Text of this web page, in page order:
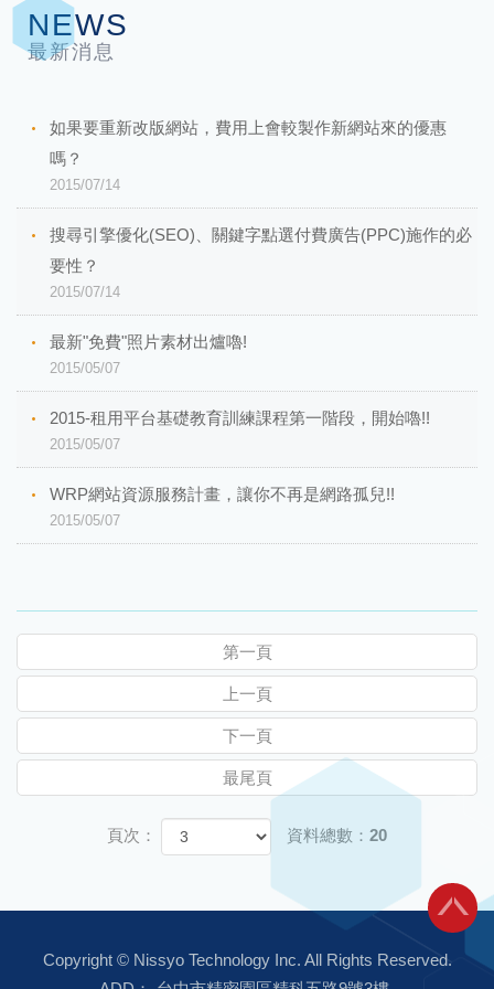
NEWS
最新消息
如果要重新改版網站，費用上會較製作新網站來的優惠
嗎？
2015/07/14
搜尋引擎優化(SEO)、關鍵字點選付費廣告(PPC)施作的必
要性？
2015/07/14
最新"免費"照片素材出爐嚕!
2015/05/07
2015-租用平台基礎教育訓練課程第一階段，開始嚕!!
2015/05/07
WRP網站資源服務計畫，讓你不再是網路孤兒!!
2015/05/07
第一頁
上一頁
下一頁
最尾頁
頁次： 資料總數：20
Copyright © Nissyo Technology Inc. All Rights Reserved.